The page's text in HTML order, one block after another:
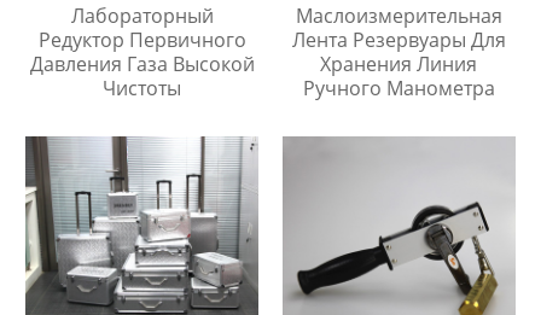
Лабораторный
Редуктор Первичного
Давления Газа Высокой
Чистоты
Маслоизмерительная
Лента Резервуары Для
Хранения Линия
Ручного Манометра